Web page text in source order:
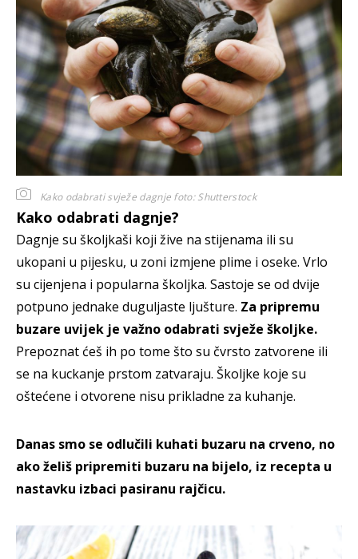
Kako odabrati svježe dagnje foto: Shutterstock
Kako odabrati dagnje?
Dagnje su školjkaši koji žive na stijenama ili su
ukopani u pijesku, u zoni izmjene plime i oseke. Vrlo
su cijenjena i popularna školjka. Sastoje se od dvije
potpuno jednake duguljaste ljušture. Za pripremu
buzare uvijek je važno odabrati svježe školjke.
Prepoznat ćeš ih po tome što su čvrsto zatvorene ili
se na kuckanje prstom zatvaraju. Školjke koje su
oštećene i otvorene nisu prikladne za kuhanje.
Danas smo se odlučili kuhati buzaru na crveno, no
ako želiš pripremiti buzaru na bijelo, iz recepta u
nastavku izbaci pasiranu rajčicu.